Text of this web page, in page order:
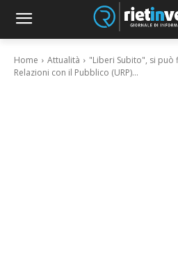
Home Attualità
"Liberi Subito", si
Relazioni con il Pubblico (URP)...